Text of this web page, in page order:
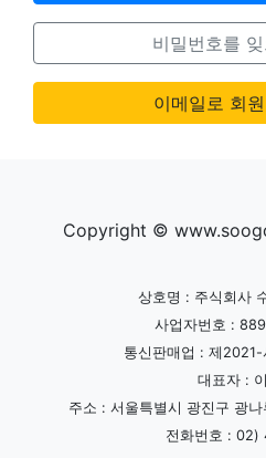
비밀번호를
이메일로 회
Copyright ©
상호명 : 주식회사
사업자번호 :
통신판매업 : 제
대표자 :
주소 : 서울특별시 광진구 광
전화번호 : 02)